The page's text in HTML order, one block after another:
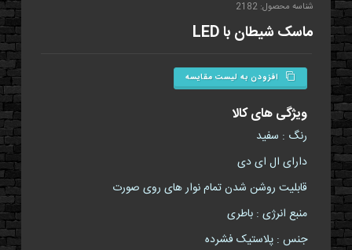
شناسه محصول: 2182
ماسک شیطان با LED
افزودن به لیست مقایسه
ویژگی های کالا
رنگ : سفید
دارای ال ای دی
قابلیت روشن شدن تمام نوار های روی صورت
منبع انرژی : باطری
جنس : پلاستیک فشرده